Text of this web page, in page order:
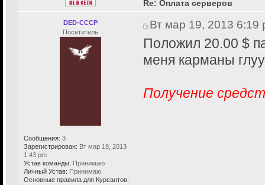
DED-CCCP
Посетитель
Сообщения: 3
Зарегистрирован: Вт мар 19, 2013
1:43 pm
Устав команды: Принимаю
Личный Устав: Принимаю
Основные правила для Курсантов:
Re: Оплата серверов
Вт мар 19, 2013 6:19
Положил 20.00 $
меня карманы
Получение